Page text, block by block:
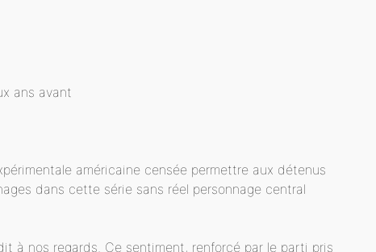
ans avant
américaine censée permettre aux détenus
dans cette série sans réel personnage central
à nos regards. Ce sentiment, renforcé par le parti pris